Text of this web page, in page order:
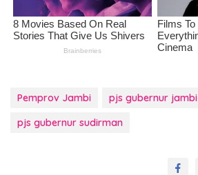
Pemprov Jambi
pjs gubernur jambi
pjs gubernur sudirman